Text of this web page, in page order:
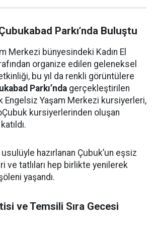
Parkı’nda Buluştu
Merkezi bünyesindeki Kadın El
organize edilen geleneksel
bu yıl da renkli görüntülere
Parkı’nda gerçekleştirilen
Engelsiz Yaşam Merkezi kursiyerleri,
kursiyerlerinden oluşan
hazırlanan Çubuk’un eşsiz
ve tatlıları hep birlikte yenilerek
yaşandı.
ve Temsili Sıra Gecesi